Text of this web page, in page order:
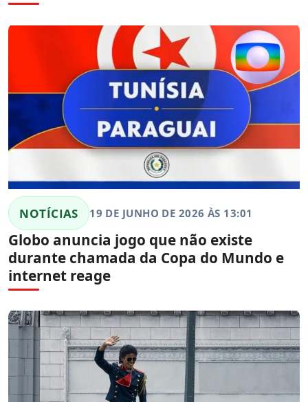
NOTÍCIAS 19 DE JUNHO DE 2026 ÀS 13:01
Globo anuncia jogo que não existe
durante chamada da Copa do Mundo e
internet reage